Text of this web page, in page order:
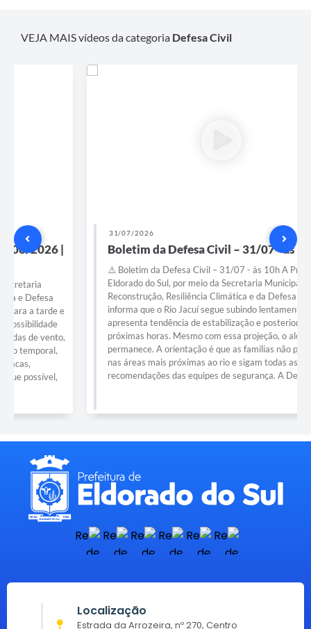
VEJA MAIS vídeos da categoria Defesa Civil
Boletim da Defesa Civil – 31/07 - às 10h
⚠️ Boletim da Defesa Civil – 31/07 - às 10h A Prefeitura de
Eldorado do Sul, por meio da Secretaria Municipal de
Reconstrução, Resiliência Climática e da Defesa Civil,
informa que o Rio Jacuí segue subindo lentamente, mas
apresenta tendência de estabilização e posterior declínio nas
próximas horas. Mesmo com essa projeção, o alerta
permanece. A orientação é que as famílias não permaneçam
nas áreas mais próximas ao rio e sigam todas as
recomendações das equipes de segurança. A Defesa...
Localização
Estrada da Arrozeira, nº 270, Centro